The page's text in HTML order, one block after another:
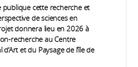
cette recherche et
de sciences en
donnera lieu en 2026 à
recherche au Centre
et du Paysage de l’île de